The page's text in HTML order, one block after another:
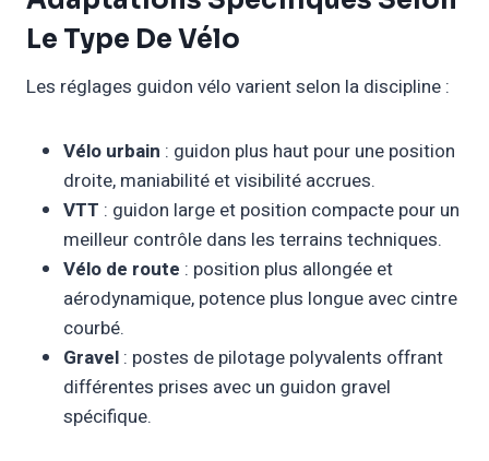
Le Type De Vélo
Les réglages guidon vélo varient selon la discipline :
Vélo urbain : guidon plus haut pour une position
droite, maniabilité et visibilité accrues.
VTT : guidon large et position compacte pour un
meilleur contrôle dans les terrains techniques.
Vélo de route : position plus allongée et
aérodynamique, potence plus longue avec cintre
courbé.
Gravel : postes de pilotage polyvalents offrant
différentes prises avec un guidon gravel
spécifique.